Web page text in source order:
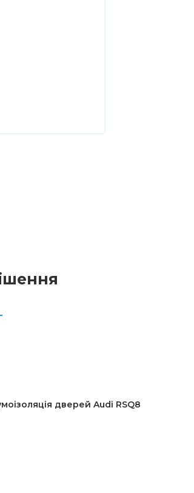
дверей Audi RSQ8